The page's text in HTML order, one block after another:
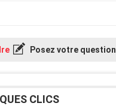
Posez votre question
CLICS